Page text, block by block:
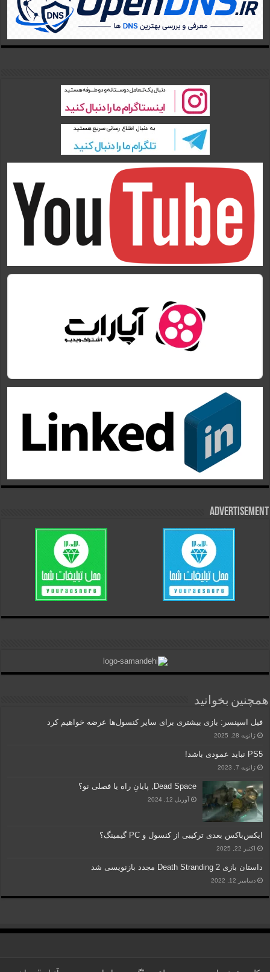
Advertisement
همچنین بخوانید
فیل اسپنسر: بازی‌ بیشتری برای سایر کنسول‌ها عرضه خواهیم کرد
ژانویه 28, 2025
PS5 نباید عمودی باشد!
ژانویه 7, 2023
Dead Space, پایانِ راه یا فصلی نو؟
آوریل 12, 2024
ایکس‌باکس بعدی ترکیبی از کنسول و PC گیمینگ؟
اکتبر 22, 2025
داستان بازی Death Stranding 2 مجدد بازنویسی شد
دسامبر 12, 2022